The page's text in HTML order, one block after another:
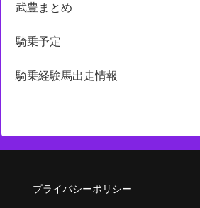
武豊まとめ
騎乗予定
騎乗経験馬出走情報
プライバシーポリシー